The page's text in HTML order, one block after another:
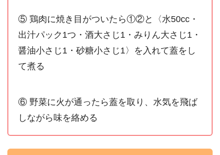
⑤ 鶏肉に焼き目がついたら①②と〈水50cc・
出汁パック1つ・酒大さじ1・みりん大さじ1・
醤油小さじ1・砂糖小さじ1〉を入れて蓋をし
て煮る
⑥ 野菜に火が通ったら蓋を取り、水気を飛ば
しながら味を絡める